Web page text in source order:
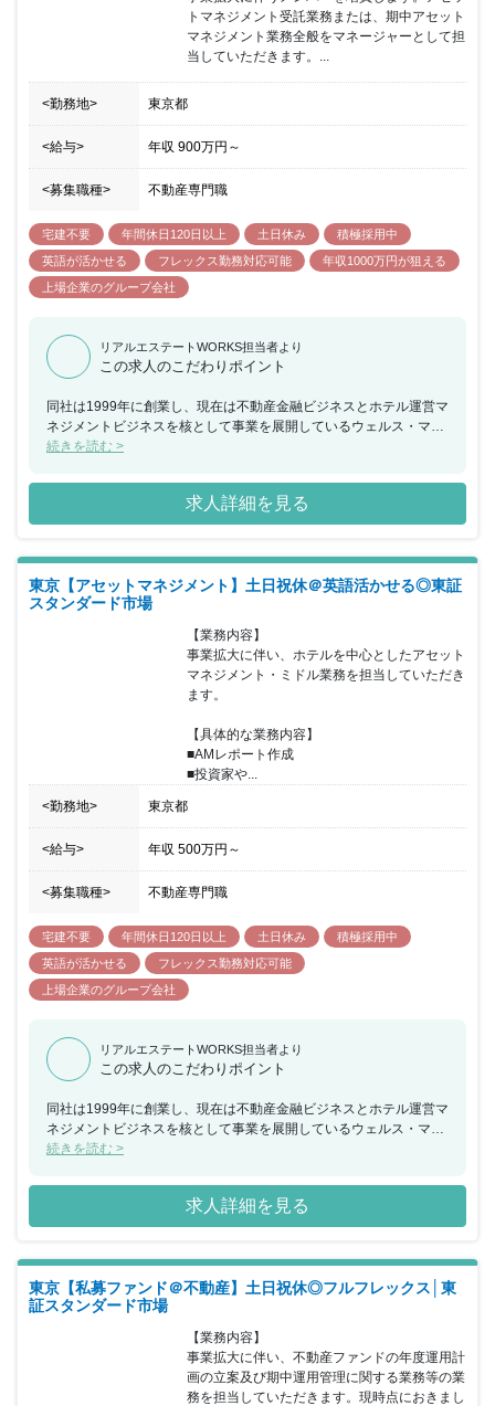
トマネジメント受託業務または、期中アセット
マネジメント業務全般をマネージャーとして担
当していただきます。...
<勤務地> 東京都
<給与> 年収 900万円 ～
<募集職種> 不動産専門職
宅建不要 年間休日120日以上 土日休み
積極採用中
英語が活かせる
フレックス勤務対応可能
年収1000万円が狙える
上場企業のグループ会社
リアルエステートWORKS担当者より
この求人のこだわりポイント
同社は1999年に創業し、現在は不動産金融ビジネスとホテル運営マ
ネジメントビジネスを核として事業を展開しているウェルス・マネ
ジメント株式会社（2022年4月東証スタンダード市場上場）のグル
特徴で、同社の主要メンバーは、過去4,000億円の不動産及び債権
案件に関わることで、不動産投資マーケットにおいて実績を積み、
アセットマネジメント業務の領域でも我が国の不動産金融市場の黎
応えするサービスの提供を可能にするため、同社は広範囲かつ細や
かなネットワークを構築しています。 【同社の魅力】 全社員の顔
が見えやすく、風通しの良い社風です。また有給以外にも5日連続
で取得できるリフレッシュ休暇やコアタイム無しのフル・フレック
スなので、ご自身の裁量で出勤時間を調整出来ます。その他にも資
格支援、住宅手当、フリードリンクなどの福利厚生がございます。
続きを読む >
求人詳細を見る
東京【アセットマネジメント】土日祝休＠英語活かせる◎東証
スタンダード市場
【業務内容】
事業拡大に伴い、ホテルを中心としたアセット
マネジメント・ミドル業務を担当していただき
ます。
【具体的な業務内容】
■AMレポート作成
■投資家や...
<勤務地> 東京都
<給与> 年収 500万円 ～
<募集職種> 不動産専門職
宅建不要 年間休日120日以上 土日休み
積極採用中
英語が活かせる
フレックス勤務対応可能
上場企業のグループ会社
リアルエステートWORKS担当者より
この求人のこだわりポイント
同社は1999年に創業し、現在は不動産金融ビジネスとホテル運営マ
ネジメントビジネスを核として事業を展開しているウェルス・マネ
ジメント株式会社（2022年4月東証スタンダード市場上場）のグル
特徴で、同社の主要メンバーは、過去4,000億円の不動産及び債権
案件に関わることで、不動産投資マーケットにおいて実績を積み、
アセットマネジメント業務の領域でも我が国の不動産金融市場の黎
応えするサービスの提供を可能にするため、同社は広範囲かつ細や
かなネットワークを構築しています。 【同社の魅力】 全社員の顔
が見えやすく、風通しの良い社風です。また有給以外にも5日連続
で取得できるリフレッシュ休暇やコアタイム無しのフル・フレック
スなので、ご自身の裁量で出勤時間を調整出来ます。その他にも資
格支援、住宅手当、フリードリンクなどの福利厚生がございます。
続きを読む >
求人詳細を見る
東京【私募ファンド＠不動産】土日祝休◎フルフレックス│東
証スタンダード市場
【業務内容】
事業拡大に伴い、不動産ファンドの年度運用計
画の立案及び期中運用管理に関する業務等の業
務を担当していただきます。現時点におきまし